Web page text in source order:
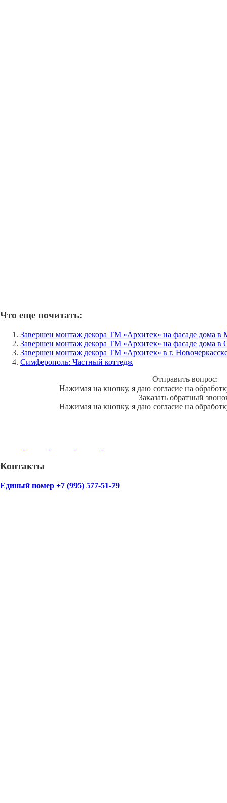
Что еще почитать:
Завершен монтаж декора ТМ «Архитек» на фасаде дома в
Завершен монтаж декора ТМ «Архитек» на фасаде дома в
Завершен монтаж декора ТМ «Архитек» в г.
Симферополь: Частный коттедж
Отправить вопрос:
Нажимая на кнопку, я даю согласие на
Заказать обратный
Нажимая на кнопку, я даю согласие на
Контакты
Единый номер +7 (995) 577-51-79